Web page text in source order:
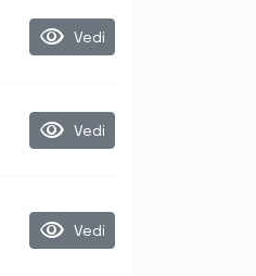
visibility Vedi
visibility Vedi
visibility Vedi